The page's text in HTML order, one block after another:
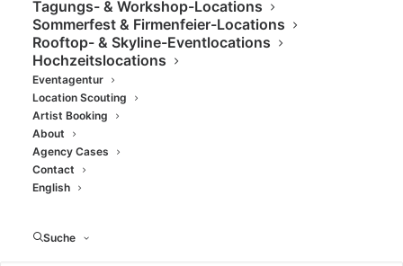
Tagungs- & Workshop-Locations
Sommerfest & Firmenfeier-Locations
Rooftop- & Skyline-Eventlocations
Hochzeitslocations
Eventagentur
Location Scouting
Artist Booking
About
Agency Cases
Contact
English
Suche
Clubfeeling in der
Stadtmitte